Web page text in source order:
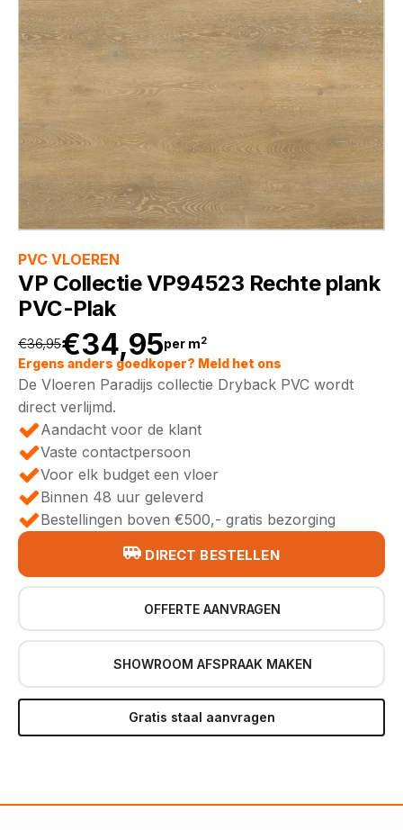
PVC VLOEREN
VP Collectie VP94523 Rechte plank
PVC-Plak
€36,95
Oorspronkelijke
prijs
was:
€36,95.
€34,95
Huidige
prijs
is:
€34,95.
per m2
Ergens anders goedkoper? Meld het ons
De Vloeren Paradijs collectie Dryback PVC wordt
direct verlijmd.
Aandacht voor de klant
Vaste contactpersoon
Voor elk budget een vloer
Binnen 48 uur geleverd
Bestellingen boven €500,- gratis bezorging
DIRECT BESTELLEN
OFFERTE AANVRAGEN
SHOWROOM AFSPRAAK MAKEN
Gratis staal aanvragen